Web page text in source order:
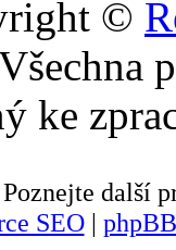
©
ke
Poznejte další
SEO|